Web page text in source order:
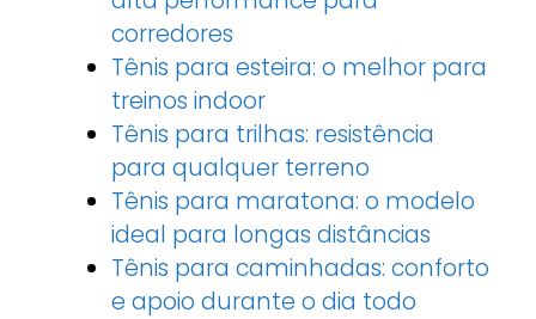
corredores
Tênis para esteira: o melhor para
treinos indoor
Tênis para trilhas: resistência
para qualquer terreno
Tênis para maratona: o modelo
ideal para longas distâncias
Tênis para caminhadas: conforto
e apoio durante o dia todo